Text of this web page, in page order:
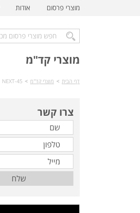
מוצרי פרסום אודות
מוצרי קד"מ
דף הבית > מוצרי קד"מ >
NEXT-45
צרו קשר
שלח